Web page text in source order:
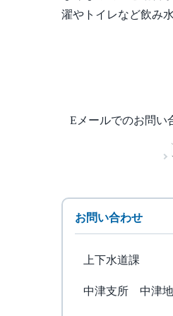
濯やトイレなど飲み
Eメールでのお問い
お問い合わせ
上下水道課
中津支所 中津